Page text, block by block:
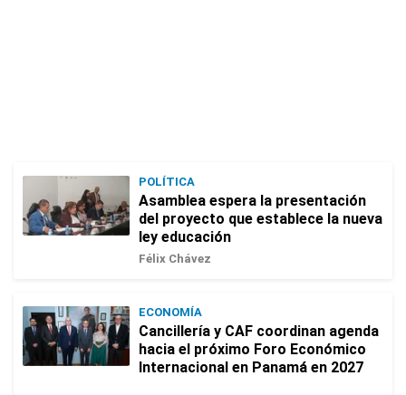
POLÍTICA
Asamblea espera la presentación
del proyecto que establece la nueva
ley educación
Félix Chávez
ECONOMÍA
Cancillería y CAF coordinan agenda
hacia el próximo Foro Económico
Internacional en Panamá en 2027